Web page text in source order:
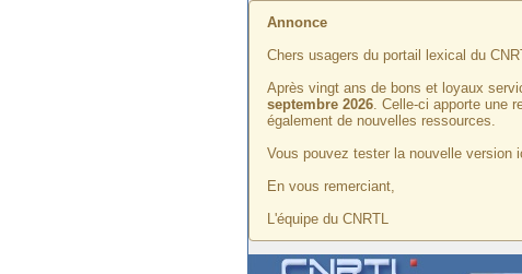
Annonce
Chers usagers du portail lexical du
Après vingt ans de bons et loyaux
septembre 2026. Celle-ci apporte une
également de nouvelles ressources.
Vous pouvez tester la nouvelle version
En vous remerciant,
L'équipe du CNRTL